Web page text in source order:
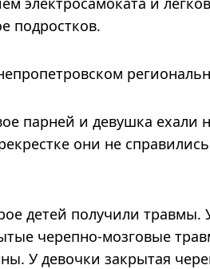
подростков.
парней и девушка ехали
они не
детей получили травмы.
черепно-мозговые
У девочки закрытая